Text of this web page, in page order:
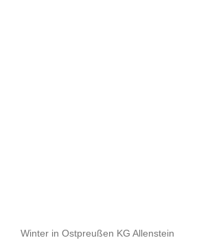
Winter in Ostpreußen KG Allenstein